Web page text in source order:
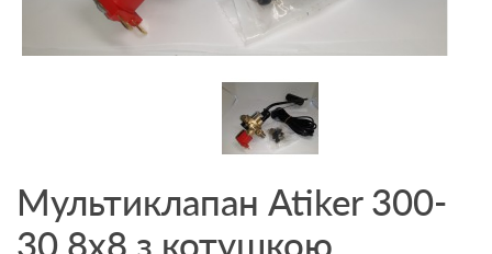
Мультиклапан Atiker 300-
30 8х8 з котушкою